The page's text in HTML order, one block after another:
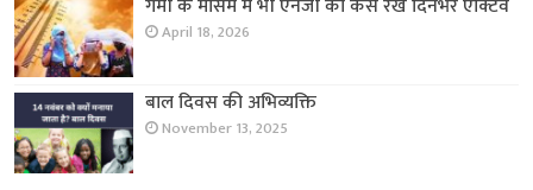
April 18, 2026
बाल दिवस की अभिव्यक्ति
November 13, 2025